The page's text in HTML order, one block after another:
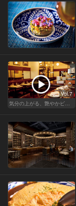
Vol.7
気分の上がる、艶やかビストロ